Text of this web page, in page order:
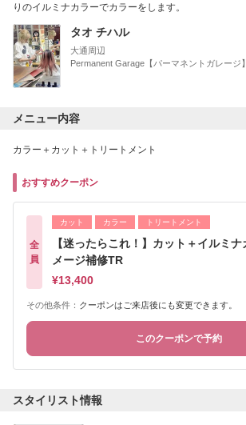
りのイルミナカラーでカラーをします。
タオ チハル
大通周辺
Permanent Garage【パーマネントガレージ】
メニュー内容
カラー＋カット＋トリートメント
おすすめクーポン
全
員
カット カラー トリートメント
【迷ったらこれ！】カット＋イルミ
メージ補修TR
¥13,400
その他条件： クーポンはご来店後にも変更できます。
このクーポンで予約
スタイリスト情報